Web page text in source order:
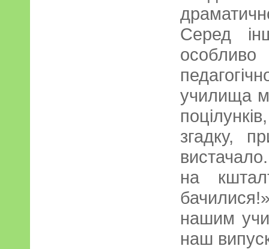
Серед
особливо
училища
згадку,
на
нашим
наш